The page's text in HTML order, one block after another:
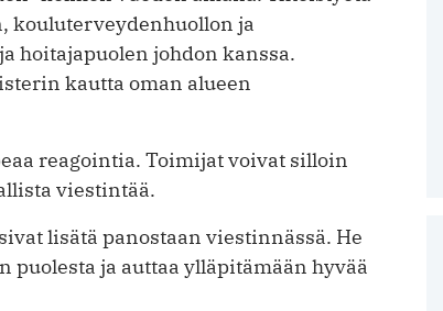
kouluterveydenhuollon ja
hoitajapuolen johdon kanssa.
kautta oman alueen
reagointia. Toimijat voivat silloin
viestintää.
lisätä panostaan viestinnässä. He
ja auttaa ylläpitämään hyvää